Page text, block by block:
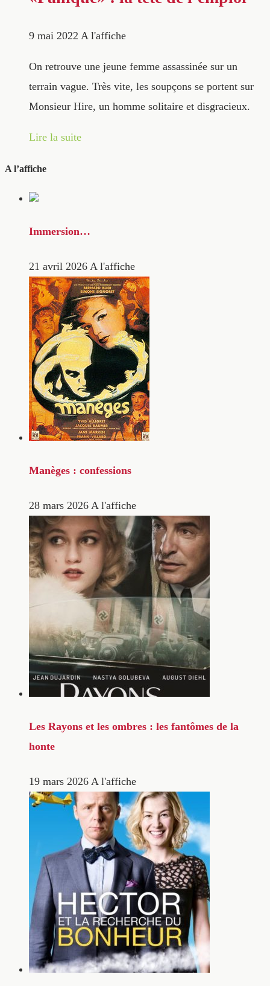
9 mai 2022 A l'affiche
On retrouve une jeune femme assassinée sur un
terrain vague. Très vite, les soupçons se portent sur
Monsieur Hire, un homme solitaire et disgracieux.
Lire la suite
A l’affiche
Immersion…
21 avril 2026 A l'affiche
Manèges : confessions
28 mars 2026 A l'affiche
Les Rayons et les ombres : les fantômes de la
honte
19 mars 2026 A l'affiche